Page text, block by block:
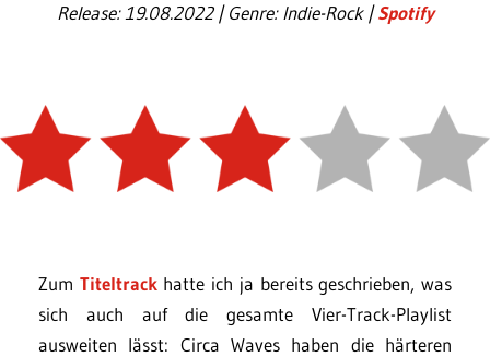
Release: 19.08.2022 | Genre: Indie-Rock |Spotify
Zum Titeltrackhatte ich ja bereits geschrieben, was
sich auch auf die gesamte Vier-Track-Playlist
ausweiten lässt: Circa Waves haben die härteren